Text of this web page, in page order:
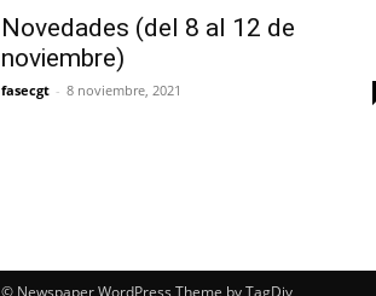
Novedades (del 8 al 12 de
noviembre)
fasecgt - 8 noviembre, 2021
© Newspaper WordPress Theme by TagDiv